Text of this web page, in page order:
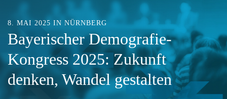
8. MAI 2025 IN NÜRNBERG
Bayerischer Demografie-
Kongress 2025: Zukunft
denken, Wandel gestalten